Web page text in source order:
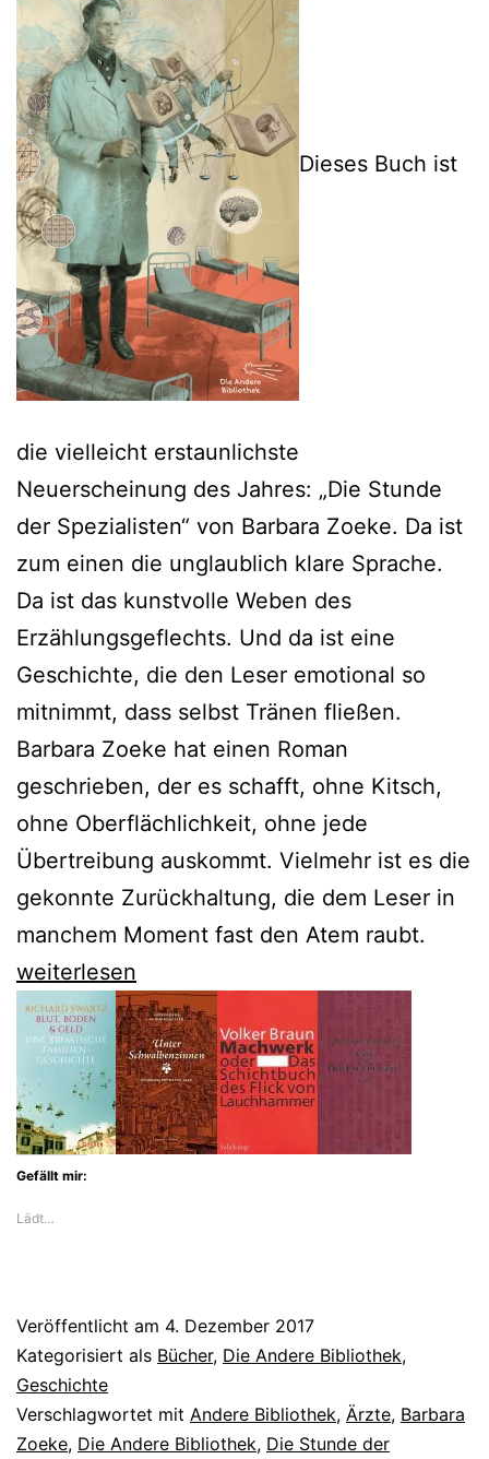
Dieses Buch ist
die vielleicht erstaunlichste
Neuerscheinung des Jahres: „Die Stunde
der Spezialisten“ von Barbara Zoeke. Da ist
zum einen die unglaublich klare Sprache.
Da ist das kunstvolle Weben des
Erzählungsgeflechts. Und da ist eine
Geschichte, die den Leser emotional so
mitnimmt, dass selbst Tränen fließen.
Barbara Zoeke hat einen Roman
geschrieben, der es schafft, ohne Kitsch,
ohne Oberflächlichkeit, ohne jede
Übertreibung auskommt. Vielmehr ist es die
gekonnte Zurückhaltung, die dem Leser in
manchem Moment fast den Atem raubt.
Der
erschütternde
Euthanasie-
Roman
von
Barbara
weiterlesen
Gefällt mir:
Lädt…
Veröffentlicht am 4. Dezember 2017
Kategorisiert als Bücher, Die Andere Bibliothek,
Geschichte
Verschlagwortet mit Andere Bibliothek, Ärzte, Barbara
Zoeke, Die Andere Bibliothek, Die Stunde der